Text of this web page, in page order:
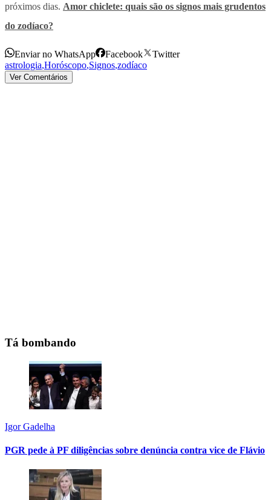
próximos dias. Amor chiclete: quais são os signos mais grudentos
do zodíaco?
Enviar no WhatsApp Facebook
Twitter
astrologia,Horóscopo,Signos,zodíaco
Ver Comentários
Tá bombando
Igor Gadelha
PGR pede à PF diligências sobre denúncia contra vice de Flávio